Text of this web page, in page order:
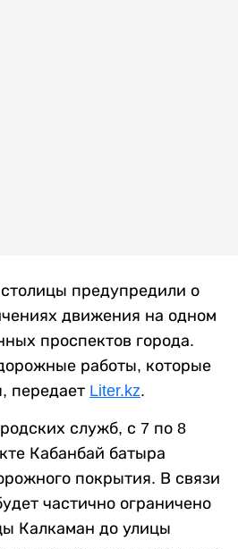
предупредили о
движения на одном
проспектов города.
работы, которые
передает Liter.kz.
служб, с 7 по 8
Кабанбай батыра
покрытия. В связи
частично ограничено
Калкаман до улицы